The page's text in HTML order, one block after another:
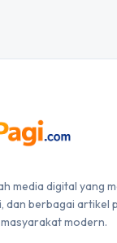
media digital yang
dan berbagai artikel
modern.